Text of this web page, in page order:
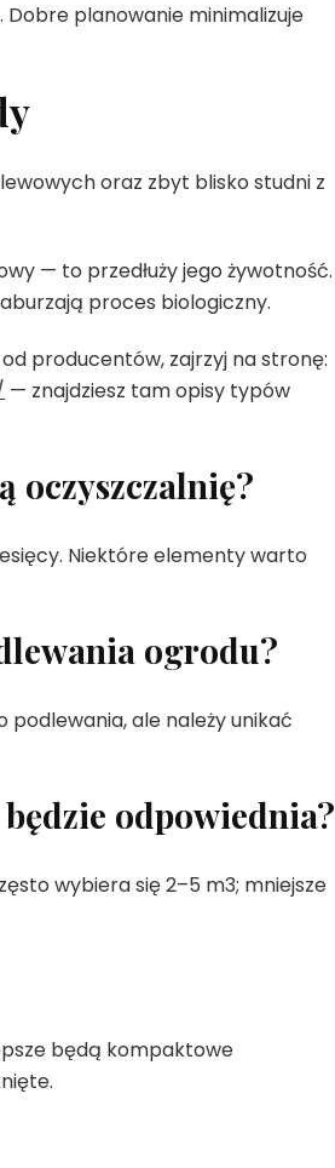
planowanie minimalizuje
oraz zbyt blisko studni z
— to przedłuży jego żywotność.
proces biologiczny.
producentów, zajrzyj na stronę:
— znajdziesz tam opisy typów
oczyszczalnię?
Niektóre elementy warto
ogrodu?
podlewania, ale należy unikać
odpowiednia?
wybiera się 2–5 m3; mniejsze
będą kompaktowe